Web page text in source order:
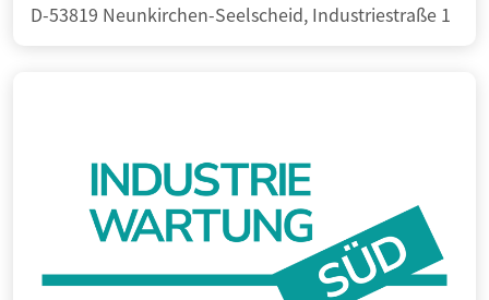
D-53819 Neunkirchen-Seelscheid, Industriestraße 1